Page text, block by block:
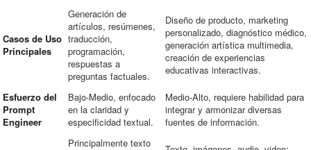
Casos de Uso
Principales
Generación de
artículos, resúmenes,
traducción,
programación,
respuestas a
preguntas factuales.
Diseño de producto, marketing
personalizado, diagnóstico médico,
generación artística multimedia,
creación de experiencias
educativas interactivas.
Esfuerzo del
Prompt
Engineer
Bajo-Medio, enfocado
en la claridad y
especificidad textual.
Medio-Alto, requiere habilidad para
integrar y armonizar diversas
fuentes de información.
Principalmente texto